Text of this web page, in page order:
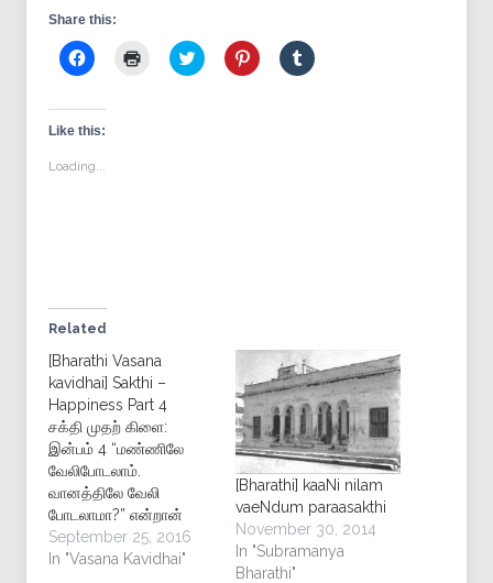
Share this:
Click
to
Facebook
(Opens
in
window)
Click Click
to
Click
to
Click
to
Like this:
Loading...
Related
[Bharathi Vasana
kavidhai] Sakthi –
Happiness Part 4
சக்தி முதற் கிளை:
இன்பம் 4 “மண்ணிலே
வேலிபோடலாம்.
வானத்திலே வேலி
போடலாமா?” என்றான்
ராமகிருஷ்ண முனி.
ஜடத்தைக் கட்டலாம்.
September 25, 2016
In "Vasana Kavidhai"
[Bharathi] kaaNi nilam
vaeNdum paraasakthi
November 30, 2014
In "Subramanya
Bharathi"